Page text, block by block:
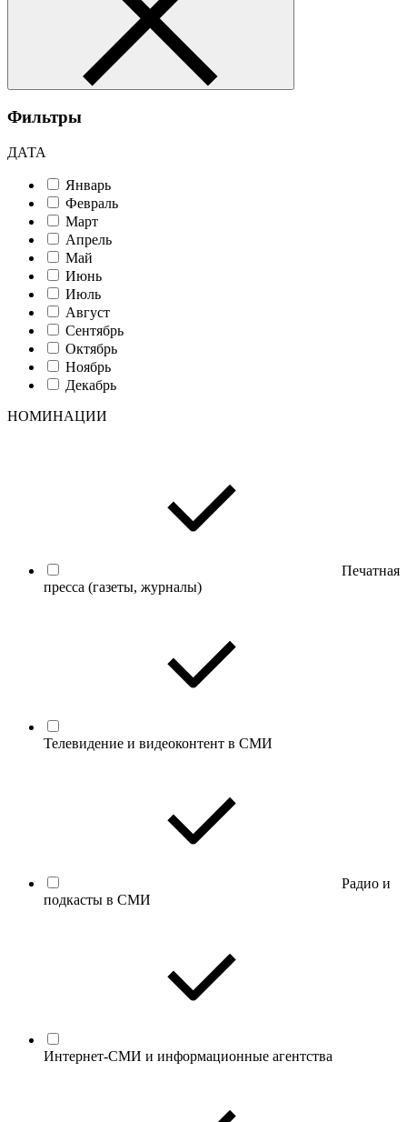
Фильтры
ДАТА
Январь
Февраль
Март
Апрель
Май
Июнь
Июль
Август
Сентябрь
Октябрь
Ноябрь
Декабрь
НОМИНАЦИИ
Печатная
пресса (газеты, журналы)
Телевидение и видеоконтент в СМИ
Радио и
подкасты в СМИ
Интернет-СМИ и информационные агентства